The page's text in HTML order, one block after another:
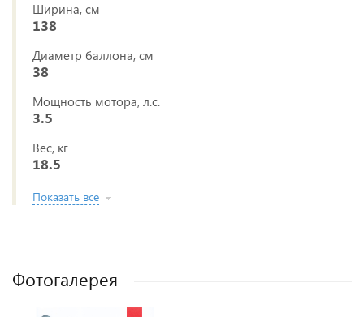
Ширина, см
138
Диаметр баллона, см
38
Мощность мотора, л.с.
3.5
Вес, кг
18.5
Показать все
Фотогалерея